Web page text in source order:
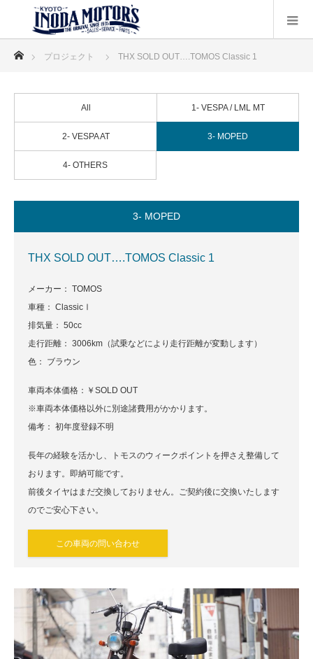
プロジェクト THX SOLD OUT….TOMOS Classic 1
All 1- VESPA / LML MT
2- VESPA AT 3- MOPED
4- OTHERS
3- MOPED
THX SOLD OUT….TOMOS Classic 1
メーカー： TOMOS
車種： ClassicⅠ
排気量： 50cc
走行距離： 3006km（試乗などにより走行距離が変動します）
色： ブラウン
車両本体価格：￥SOLD OUT
※車両本体価格以外に別途諸費用がかかります。
備考： 初年度登録不明
長年の経験を活かし、トモスのウィークポイントを押さえ整備して
おります。即納可能です。
前後タイヤはまだ交換しておりません。ご契約後に交換いたします
のでご安心下さい。
この車両の問い合わせ